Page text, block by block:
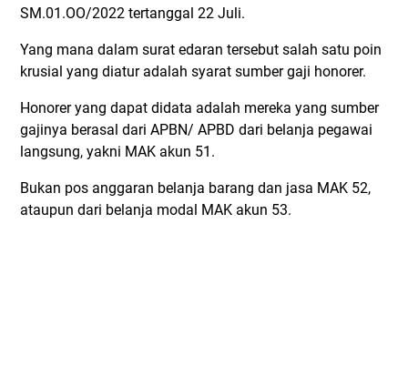
SM.01.OO/2022 tertanggal 22 Juli.
Yang mana dalam surat edaran tersebut salah satu poin
krusial yang diatur adalah syarat sumber gaji honorer.
Honorer yang dapat didata adalah mereka yang sumber
gajinya berasal dari APBN/ APBD dari belanja pegawai
langsung, yakni MAK akun 51.
Bukan pos anggaran belanja barang dan jasa MAK 52,
ataupun dari belanja modal MAK akun 53.